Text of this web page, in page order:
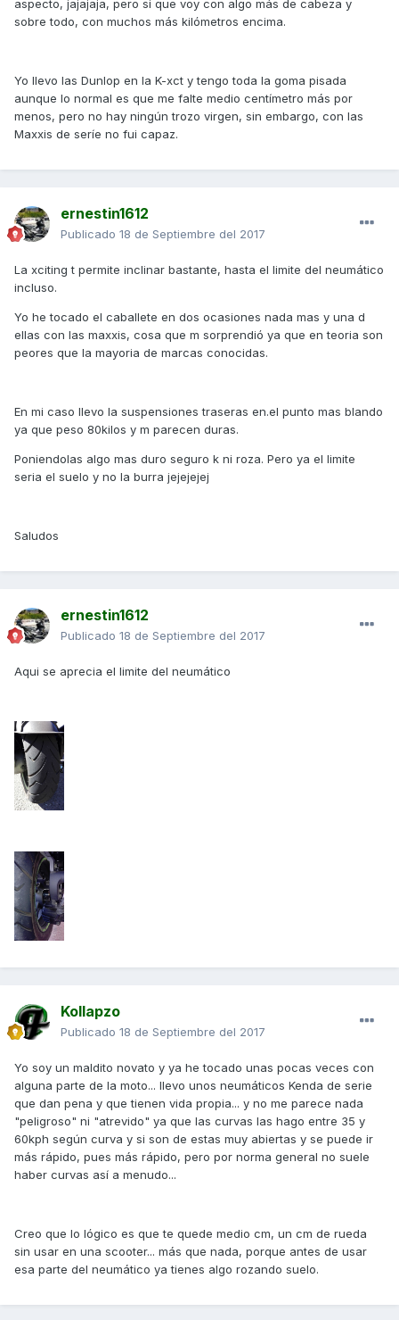
aspecto, jajajaja, pero si que voy con algo más de cabeza y
sobre todo, con muchos más kilómetros encima.
Yo llevo las Dunlop en la K-xct y tengo toda la goma pisada
aunque lo normal es que me falte medio centímetro más por
menos, pero no hay ningún trozo virgen, sin embargo, con las
Maxxis de seríe no fui capaz.
ernestin1612
Publicado 18 de Septiembre del 2017
La xciting t permite inclinar bastante, hasta el limite del neumático
incluso.
Yo he tocado el caballete en dos ocasiones nada mas y una d
ellas con las maxxis, cosa que m sorprendió ya que en teoria son
peores que la mayoria de marcas conocidas.
En mi caso llevo la suspensiones traseras en.el punto mas blando
ya que peso 80kilos y m parecen duras.
Poniendolas algo mas duro seguro k ni roza. Pero ya el limite
seria el suelo y no la burra jejejejej
Saludos
ernestin1612
Publicado 18 de Septiembre del 2017
Aqui se aprecia el limite del neumático
Kollapzo
Publicado 18 de Septiembre del 2017
Yo soy un maldito novato y ya he tocado unas pocas veces con
alguna parte de la moto... llevo unos neumáticos Kenda de serie
que dan pena y que tienen vida propia... y no me parece nada
"peligroso" ni "atrevido" ya que las curvas las hago entre 35 y
60kph según curva y si son de estas muy abiertas y se puede ir
más rápido, pues más rápido, pero por norma general no suele
haber curvas así a menudo...
Creo que lo lógico es que te quede medio cm, un cm de rueda
sin usar en una scooter... más que nada, porque antes de usar
esa parte del neumático ya tienes algo rozando suelo.